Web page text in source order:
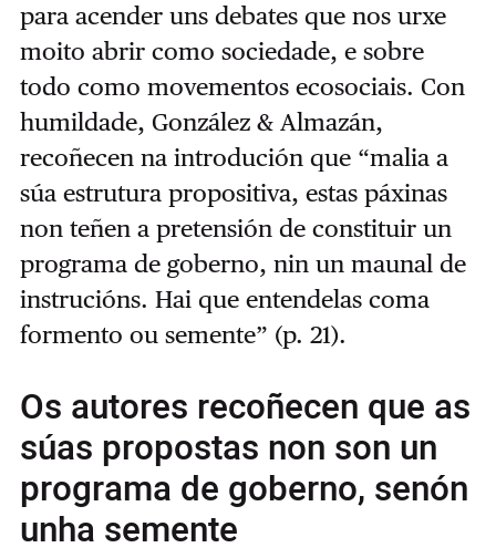
para acender uns debates que nos urxe
moito abrir como sociedade, e sobre
todo como movementos ecosociais. Con
humildade, González & Almazán,
recoñecen na introdución que “malia a
súa estrutura propositiva, estas páxinas
non teñen a pretensión de constituir un
programa de goberno, nin un maunal de
instrucións. Hai que entendelas coma
formento ou semente” (p. 21).
Os autores recoñecen que as
súas propostas non son un
programa de goberno, senón
unha semente